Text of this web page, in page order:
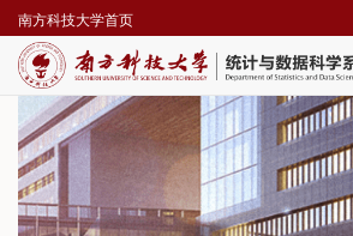
南方科技大学首页